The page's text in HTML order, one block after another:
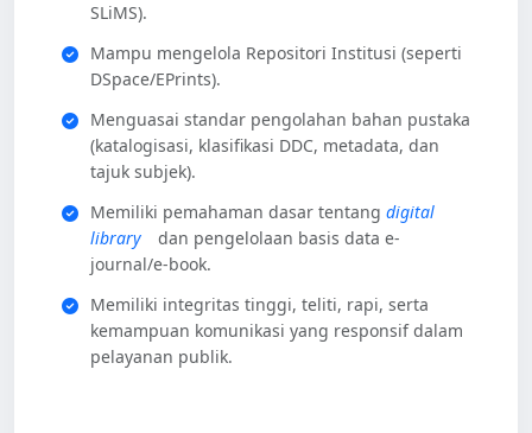
SLiMS).
Mampu mengelola Repositori Institusi (seperti
DSpace/EPrints).
Menguasai standar pengolahan bahan pustaka
(katalogisasi, klasifikasi DDC, metadata, dan
tajuk subjek).
Memiliki pemahaman dasar tentang digital
library
dan pengelolaan basis data e-
journal/e-book.
Memiliki integritas tinggi, teliti, rapi, serta
kemampuan komunikasi yang responsif dalam
pelayanan publik.